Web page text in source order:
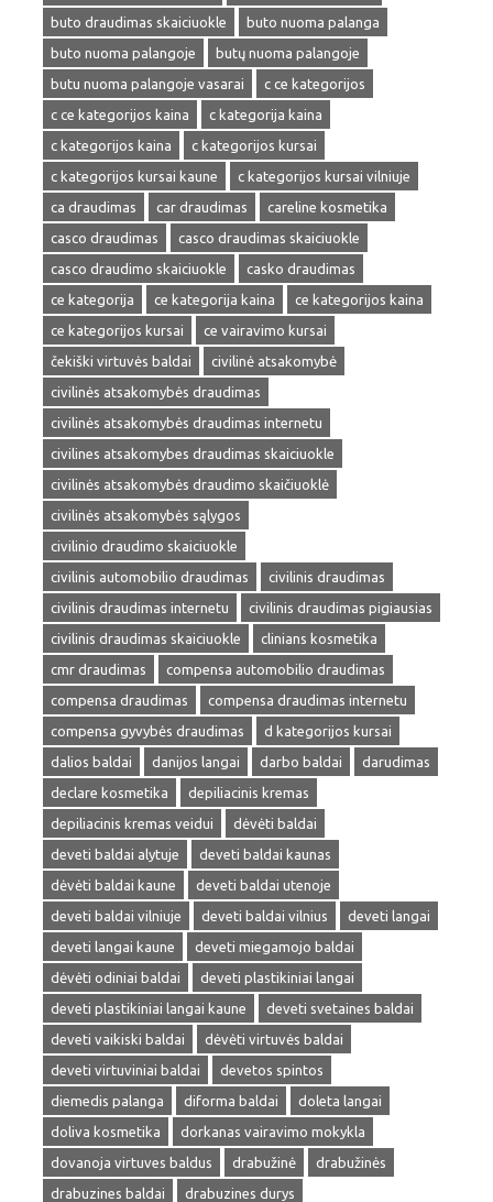
buto draudimas skaiciuokle
buto nuoma palanga
buto nuoma palangoje
butų nuoma palangoje
butu nuoma palangoje vasarai
c ce kategorijos
c ce kategorijos kaina
c kategorija kaina
c kategorijos kaina
c kategorijos kursai
c kategorijos kursai kaune
c kategorijos kursai vilniuje
ca draudimas
car draudimas
careline kosmetika
casco draudimas
casco draudimas skaiciuokle
casco draudimo skaiciuokle
casko draudimas
ce kategorija
ce kategorija kaina
ce kategorijos kaina
ce kategorijos kursai
ce vairavimo kursai
čekiški virtuvės baldai
civilinė atsakomybė
civilinės atsakomybės draudimas
civilinės atsakomybės draudimas internetu
civilines atsakomybes draudimas skaiciuokle
civilinės atsakomybės draudimo skaičiuoklė
civilinės atsakomybės sąlygos
civilinio draudimo skaiciuokle
civilinis automobilio draudimas
civilinis draudimas
civilinis draudimas internetu
civilinis draudimas pigiausias
civilinis draudimas skaiciuokle
clinians kosmetika
cmr draudimas
compensa automobilio draudimas
compensa draudimas
compensa draudimas internetu
compensa gyvybės draudimas
d kategorijos kursai
dalios baldai
danijos langai darbo baldai
darudimas
declare kosmetika
depiliacinis kremas
depiliacinis kremas veidui
dėvėti baldai
deveti baldai alytuje
deveti baldai kaunas
dėvėti baldai kaune
deveti baldai utenoje
deveti baldai vilniuje
deveti baldai vilnius
deveti langai
deveti langai kaune
deveti miegamojo baldai
dėvėti odiniai baldai
deveti plastikiniai langai
deveti plastikiniai langai kaune
deveti svetaines baldai
deveti vaikiski baldai
dėvėti virtuvės baldai
deveti virtuviniai baldai
devetos spintos
diemedis palanga
diforma baldai
doleta langai
doliva kosmetika
dorkanas vairavimo mokykla
dovanoja virtuves baldus
drabužinė
drabužinės
drabuzines baldai
drabuzines durys